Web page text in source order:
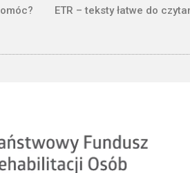
ETR – teksty łatwe do